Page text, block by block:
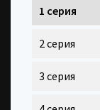
1 серия
2 серия
3 серия